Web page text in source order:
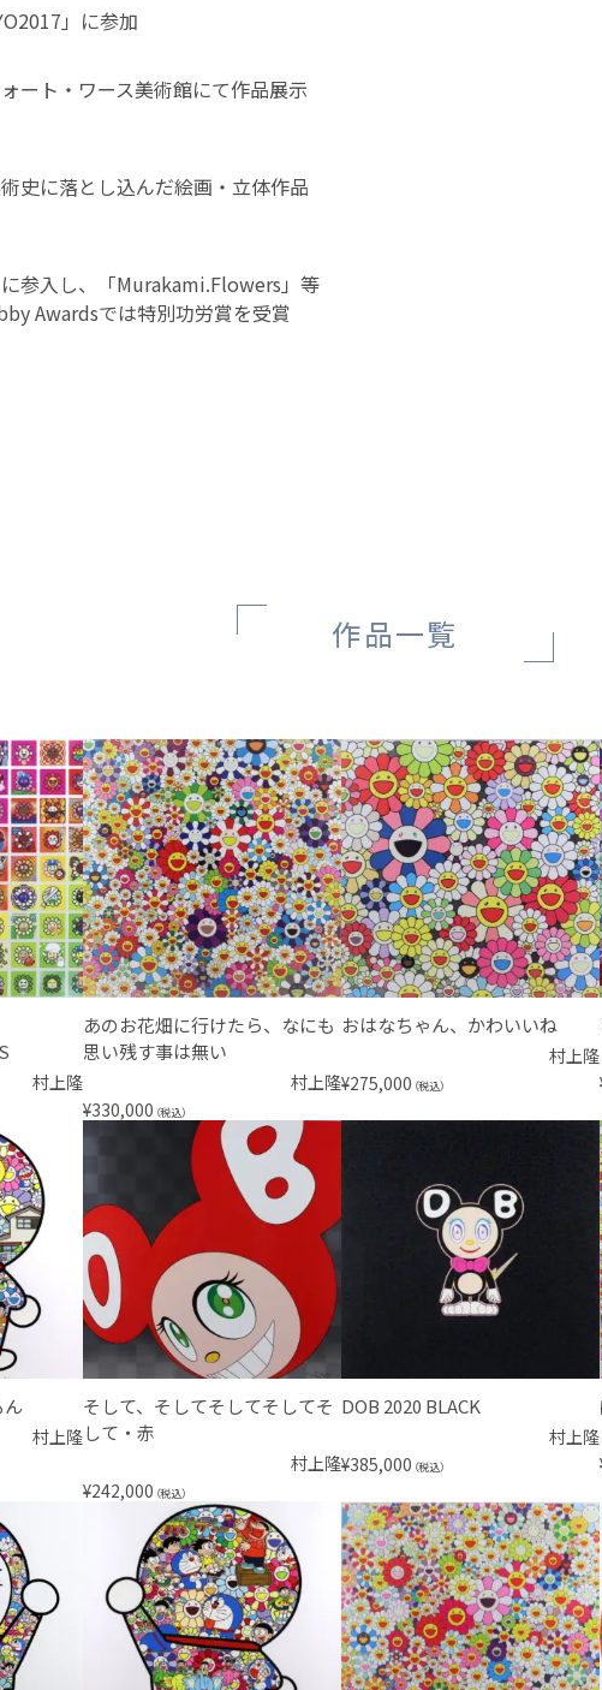
」に参加
ート・ワース美術館にて作品展示
史に落とし込んだ絵画・立体作品
参入し、「Murakami.Flowers」等
Awardsでは特別功労賞を受賞
作品一覧
村上隆
あのお花畑に行けたら、なにも
思い残す事は無い
村上隆
¥330,000 （税込）
おはなちゃん、かわいいね
村上隆
¥275,000 （税込）
ん
村上隆
そして、そしてそしてそしてそ
して・赤
村上隆
¥242,000 （税込）
DOB 2020 BLACK
村上隆
¥385,000 （税込）